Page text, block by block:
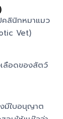
ลินิกหมาแมว
Vet)
ลือดของสัตว์
มีใบอนุญาต